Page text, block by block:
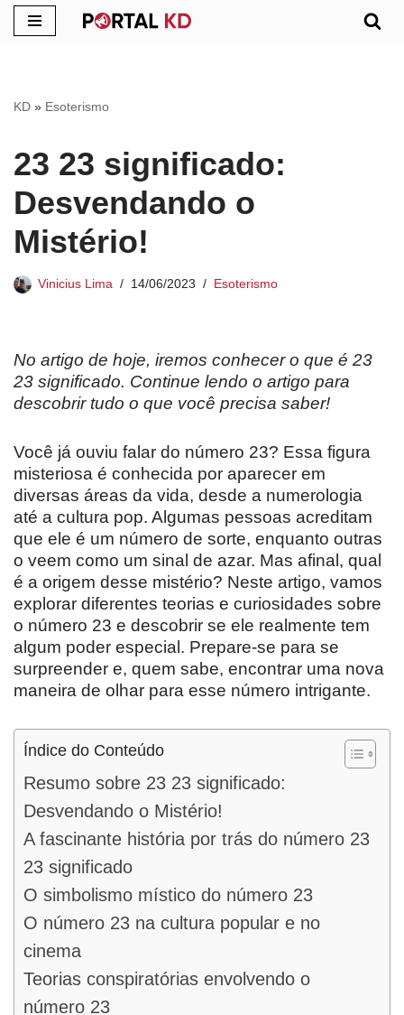
conteúdo
KD » Esoterismo
23 23 significado:
Desvendando o
Mistério!
Vinicius Lima 14/06/2023 Esoterismo
No artigo de hoje, iremos conhecer o que é 23
23 significado. Continue lendo o artigo para
descobrir tudo o que você precisa saber!
Você já ouviu falar do número 23? Essa figura
misteriosa é conhecida por aparecer em
diversas áreas da vida, desde a numerologia
até a cultura pop. Algumas pessoas acreditam
que ele é um número de sorte, enquanto outras
o veem como um sinal de azar. Mas afinal, qual
é a origem desse mistério? Neste artigo, vamos
explorar diferentes teorias e curiosidades sobre
o número 23 e descobrir se ele realmente tem
algum poder especial. Prepare-se para se
surpreender e, quem sabe, encontrar uma nova
maneira de olhar para esse número intrigante.
Índice do Conteúdo
Resumo sobre 23 23 significado:
Desvendando o Mistério!
A fascinante história por trás do número 23
23 significado
O simbolismo místico do número 23
O número 23 na cultura popular e no
cinema
Teorias conspiratórias envolvendo o
número 23